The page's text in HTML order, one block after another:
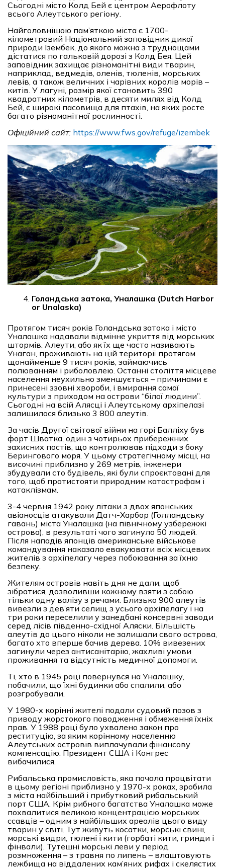
Сьогодні місто Колд Бей є центром Аерофлоту
всього Алеутського регіону.
Найголовнішою пам’яткою міста є 1700-
кілометровий Національний заповідник дикої
природи Ізембек, до якого можна з труднощами
дістатися по гальковій дорозі з Колд Бея. Цей
заповідник захищає різноманітні види тварин,
наприклад, ведмедів, оленів, тюленів, морських
левів, а також величних і чарівних королів морів –
китів. У лагуні, розмір якої становить 390
квадратних кілометрів, в десяти милях від Колд
Бей, є широкі пасовища для птахів, на яких росте
багато різноманітної рослинності.
Офіційний сайт: https://www.fws.gov/refuge/izembek
Голандська затока, Уналашка (Dutch Harbor
or Unalaska)
Протягом тисяч років Голандська затока і місто
Уналашка надавали відмінне укриття від морських
штормів. Алеути, або як їх ще часто називають
Унаган, проживають на цій території протягом
щонайменше 9 тисяч років, займаючись
полюванням і риболовлею. Останні століття місцеве
населення неухильно зменшується – причинами є
принесені ззовні хвороби, і вмирання самої
культури з приходом на острови “білої людини”.
Сьогодні на всій Алясці і Алеутському архіпелазі
залишилося близько 3 800 алеутів.
За часів Другої світової війни на горі Балліху був
форт Шватка, один з чотирьох прибережних
захисних постів, що контролював підходи з боку
Берингового моря. У цьому стратегічному місці, на
височині приблизно у 269 метрів, інженери
збудували сто будівель, які були спроєктовані для
того, щоб протистояти природним катастрофам і
катаклізмам.
3-4 червня 1942 року літаки з двох японських
авіаносців атакували Датч-Харбор (Голландську
гавань) міста Уналашка (на північному узбережжі
острова), в результаті чого загинуло 50 людей.
Після нападів японців американське військове
командування наказало евакуювати всіх місцевих
жителів з архіпелагу через побоювання за їхню
безпеку.
Жителям островів навіть дня не дали, щоб
зібратися, дозволивши кожному взяти з собою
тільки одну валізу з речами. Близько 900 алеутів
вивезли з дев’яти селищ з усього архіпелагу і на
три роки переселили у занедбані консервні заводи
серед лісів південно-східної Аляски. Більшість
алеутів до цього ніколи не залишали свого острова,
багато хто вперше бачив дерева. 10% вивезених
загинули через антисанітарію, жахливі умови
проживання та відсутність медичної допомоги.
Ті, хто в 1945 році повернувся на Уналашку,
побачили, що їхні будинки або спалили, або
розграбували.
У 1980-х корінні жителі подали судовий позов з
приводу жорстокого поводження і обмеження їхніх
прав. У 1988 році було ухвалено закон про
реституцію, за яким корінному населенню
Алеутських островів виплачували фінансову
компенсацію. Президент США і Конгрес
вибачилися.
Рибальська промисловість, яка почала процвітати
в цьому регіоні приблизно у 1970-х роках, зробила
з міста найбільший і прибутковий рибальський
порт США. Крім рибного багатства Уналашка може
похвалитися великою концентрацією морських
ссавців – одним з найбільших ареалів цього виду
тварин у світі. Тут живуть косатки, морські свині,
морські видри, тюлені і кити (горбаті кити, гринди і
фінвали). Тутешні морські леви у період
розмноження – з травня по липень – влаштовують
лежбища на віддалених кам’яних рифах і скелястих